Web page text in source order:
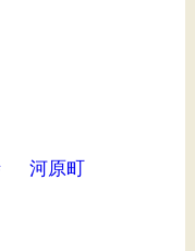
河原町